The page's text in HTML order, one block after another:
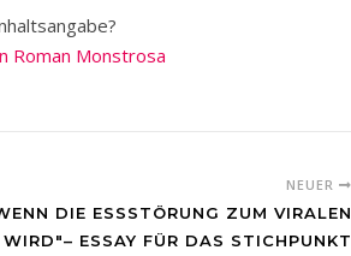
Roman Monstrosa
NEUER
DIE ESSSTÖRUNG ZUM VIRALEN
ESSAY FÜR DAS STICHPUNKT